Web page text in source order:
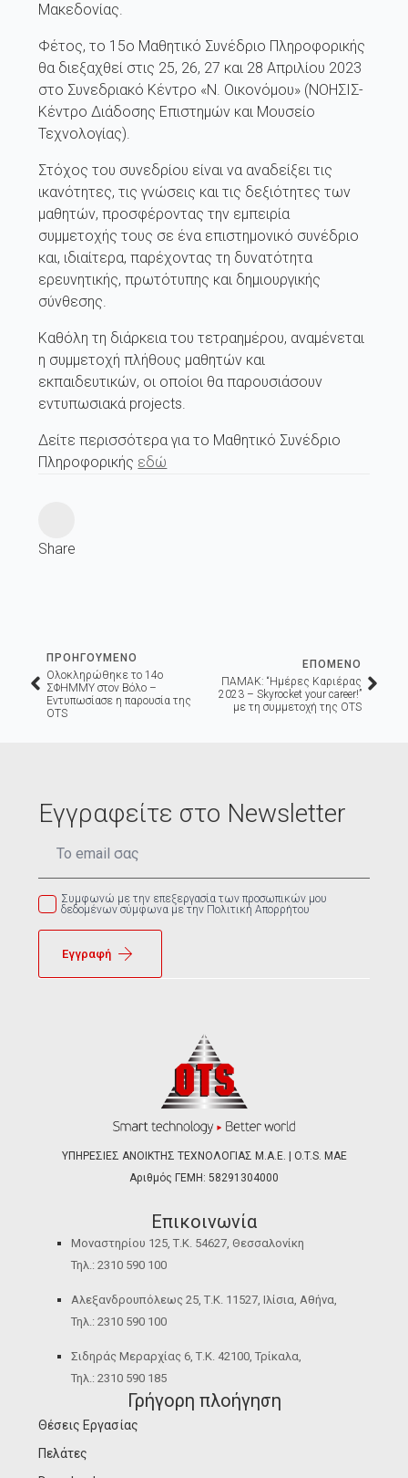
Share
Μακεδονίας.
Φέτος, το 15ο Μαθητικό Συνέδριο Πληροφορικής
θα διεξαχθεί στις 25, 26, 27 και 28 Απριλίου 2023
στο Συνεδριακό Κέντρο «Ν. Οικονόμου» (ΝΟΗΣΙΣ-
Κέντρο Διάδοσης Επιστημών και Μουσείο
Τεχνολογίας).
Στόχος του συνεδρίου είναι να αναδείξει τις
ικανότητες, τις γνώσεις και τις δεξιότητες των
μαθητών, προσφέροντας την εμπειρία
συμμετοχής τους σε ένα επιστημονικό συνέδριο
και, ιδιαίτερα, παρέχοντας τη δυνατότητα
ερευνητικής, πρωτότυπης και δημιουργικής
σύνθεσης.
Καθόλη τη διάρκεια του τετραημέρου, αναμένεται
η συμμετοχή πλήθους μαθητών και
εκπαιδευτικών, οι οποίοι θα παρουσιάσουν
εντυπωσιακά projects.
Δείτε περισσότερα για το Μαθητικό Συνέδριο
Πληροφορικής εδώ
ΠΡΟΗΓΟΥΜΕΝΟ
Ολοκληρώθηκε το 14ο
ΣΦΗΜΜΥ στον Βόλο –
Εντυπωσίασε η παρουσία της
OTS
ΕΠΟΜΕΝΟ
ΠΑΜΑΚ: “Ημέρες Καριέρας
2023 – Skyrocket your career!”
με τη συμμετοχή της OTS
Εγγραφείτε στο Newsletter
Συμφωνώ με την επεξεργασία των προσωπικών μου
δεδομένων σύμφωνα με την Πολιτική Απορρήτου
Εγγραφή
ΥΠΗΡΕΣΙΕΣ ΑΝΟΙΚΤΗΣ ΤΕΧΝΟΛΟΓΙΑΣ Μ.Α.Ε. | O.T.S. ΜΑΕ
Αριθμός ΓΕΜΗ: 58291304000
Επικοινωνία
Μοναστηρίου 125, Τ.Κ. 54627, Θεσσαλονίκη
Τηλ.: 2310 590 100
Αλεξανδρουπόλεως 25, Τ.Κ. 11527, Ιλίσια, Αθήνα,
Τηλ.: 2310 590 100
Σιδηράς Μεραρχίας 6, Τ.Κ. 42100, Τρίκαλα,
Τηλ.: 2310 590 185
Γρήγορη πλοήγηση
Θέσεις Εργασίας
Πελάτες